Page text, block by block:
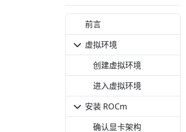
前言
虚拟环境
创建虚拟环境
进入虚拟环境
安装 ROCm
确认显卡架构